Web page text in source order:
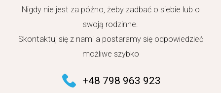
Nigdy nie jest za późno, żeby zadbać o siebie lub o
swoją rodzinne.
Skontaktuj się z nami a postaramy się odpowiedzieć
możliwe szybko
+48 798 963 923